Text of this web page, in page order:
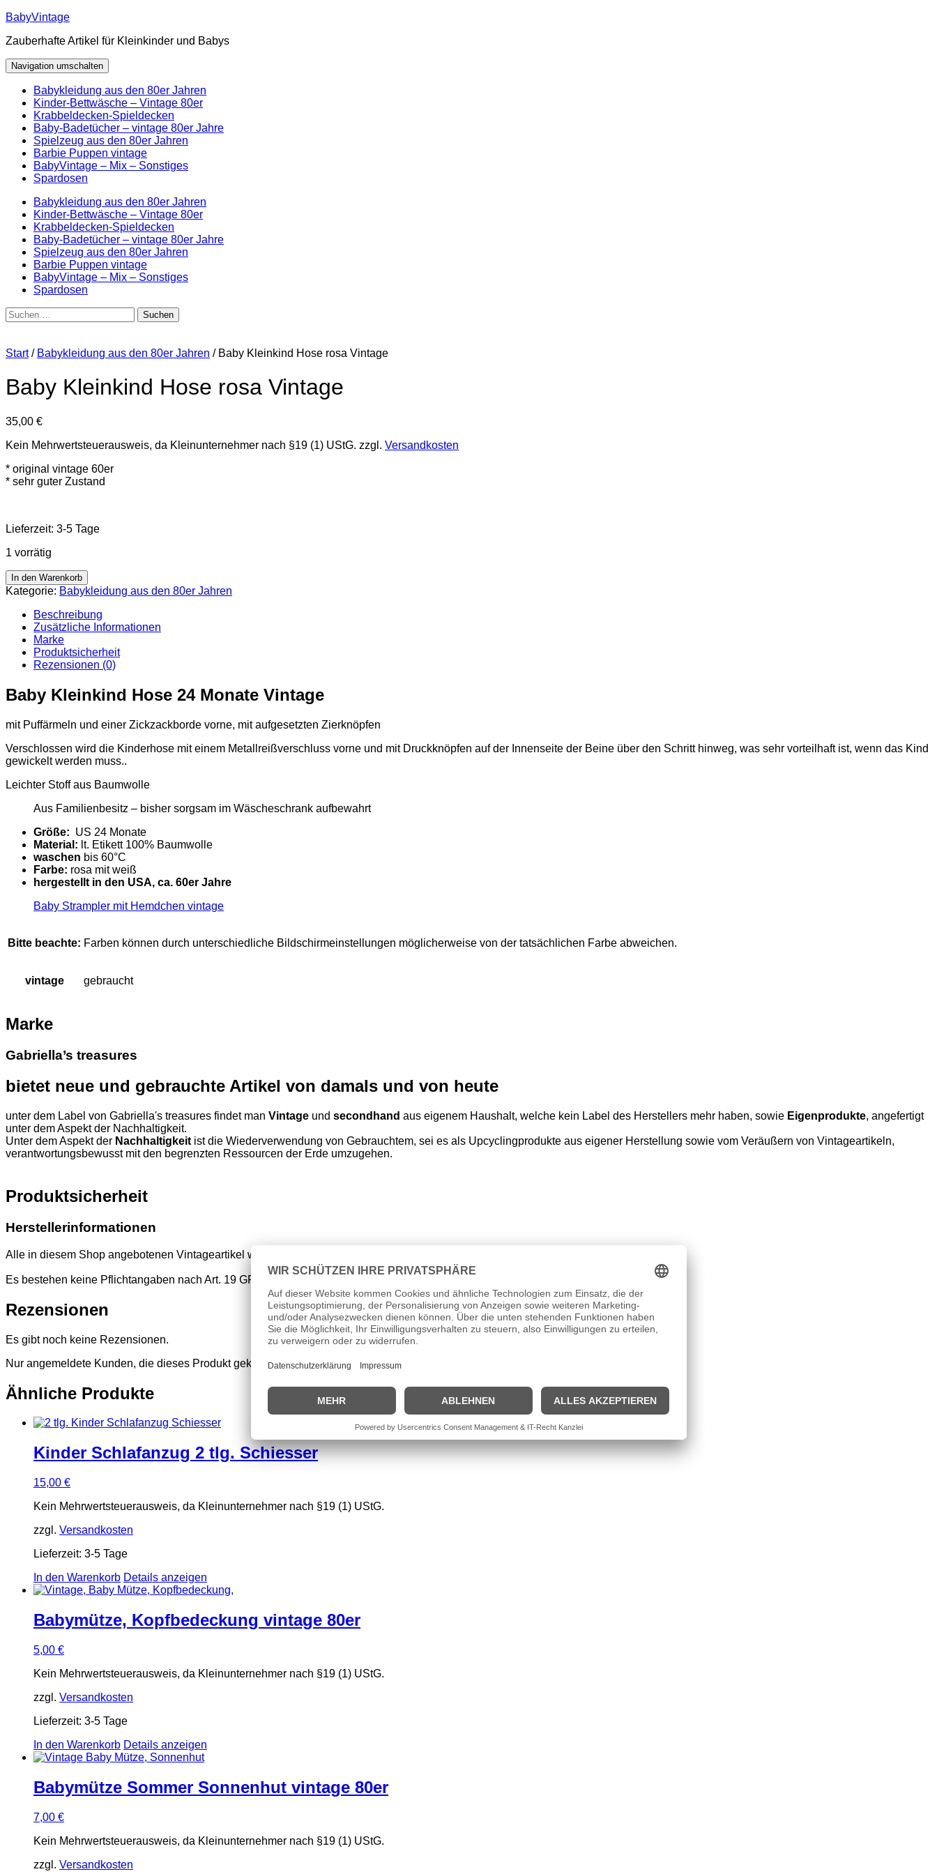
Zum
springen
BabyVintage
Zauberhafte Artikel für Kleinkinder und Babys
Navigation umschalten
Babykleidung aus den 80er Jahren
Kinder-Bettwäsche – Vintage 80er
Krabbeldecken-Spieldecken
Baby-Badetücher – vintage 80er Jahre
Spielzeug aus den 80er Jahren
Barbie Puppen vintage
BabyVintage – Mix – Sonstiges
Spardosen
Babykleidung aus den 80er Jahren
Kinder-Bettwäsche – Vintage 80er
Krabbeldecken-Spieldecken
Baby-Badetücher – vintage 80er Jahre
Spielzeug aus den 80er Jahren
Barbie Puppen vintage
BabyVintage – Mix – Sonstiges
Spardosen
Suchen
nach:
Start/ Babykleidung aus den 80er Jahren / Baby Kleinkind Hose rosa Vintage
Baby Kleinkind Hose rosa Vintage
35,00 €
Kein Mehrwertsteuerausweis, da Kleinunternehmer nach §19 (1) UStG. zzgl. Versandkosten
* original vintage 60er
* sehr guter Zustand
Lieferzeit: 3-5 Tage
1 vorrätig
Baby
Kleinkind
Hose
rosa
Vintage
Menge
In den Warenkorb
Kategorie: Babykleidung aus den 80er Jahren
Beschreibung
Zusätzliche Informationen
Marke
Produktsicherheit
Rezensionen (0)
Baby Kleinkind Hose 24 Monate Vintage
mit Puffärmeln und einer Zickzackborde vorne, mit aufgesetzten Zierknöpfen
Verschlossen wird die Kinderhose mit einem Metallreißverschluss vorne und mit Druckknöpfen auf der Innenseite der Beine über den Schritt hinweg, was sehr vorteilhaft ist, wenn das Kind
gewickelt werden muss..
Leichter Stoff aus Baumwolle
Aus Familienbesitz – bisher sorgsam im Wäscheschrank aufbewahrt
Größe: US 24 Monate
Material: lt. Etikett 100% Baumwolle
waschen bis 60°C
Farbe: rosa mit weiß
hergestellt in den USA, ca. 60er Jahre
Baby Strampler mit Hemdchen vintage
Bitte beachte: Farben können durch unterschiedliche Bildschirmeinstellungen möglicherweise von der tatsächlichen Farbe abweichen.
vintage gebraucht
Marke
Gabriella’s treasures
bietet neue und gebrauchte Artikel von damals und von heute
unter dem Label von Gabriella's treasures findet man Vintage und secondhand aus eigenem Haushalt, welche kein Label des Herstellers mehr haben, sowie Eigenprodukte, angefertigt
unter dem Aspekt der Nachhaltigkeit.
Unter dem Aspekt der Nachhaltigkeit ist die Wiederverwendung von Gebrauchtem, sei es als Upcyclingprodukte aus eigener Herstellung sowie vom Veräußern von Vintageartikeln,
verantwortungsbewusst mit den begrenzten Ressourcen der Erde umzugehen.
Produktsicherheit
Herstellerinformationen
Alle in diesem Shop angebotenen Vintageartikel wurden vor dem 13.12.2024 erstmalig in der EU in Verkehr gebracht.
Es bestehen keine Pflichtangaben nach Art. 19 GPSR
Rezensionen
Es gibt noch keine Rezensionen.
Nur angemeldete Kunden, die dieses Produkt gekauft haben, dürfen eine Rezension abgeben.
Ähnliche Produkte
Kinder Schlafanzug 2 tlg. Schiesser
15,00 €
Kein Mehrwertsteuerausweis, da Kleinunternehmer nach §19 (1) UStG.
zzgl. Versandkosten
Lieferzeit: 3-5 Tage
In den Warenkorb Details anzeigen
Babymütze, Kopfbedeckung vintage 80er
5,00 €
Kein Mehrwertsteuerausweis, da Kleinunternehmer nach §19 (1) UStG.
zzgl. Versandkosten
Lieferzeit: 3-5 Tage
In den Warenkorb Details anzeigen
Babymütze Sommer Sonnenhut vintage 80er
7,00 €
Kein Mehrwertsteuerausweis, da Kleinunternehmer nach §19 (1) UStG.
zzgl. Versandkosten